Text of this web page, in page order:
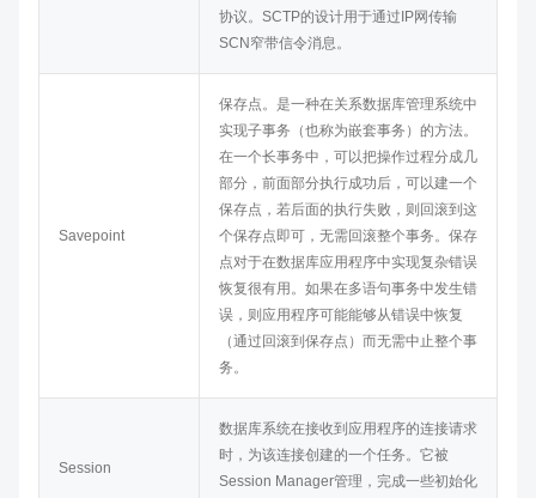
协议。SCTP的设计用于通过IP网传输
SCN窄带信令消息。
Savepoint
保存点。是一种在关系数据库管理系统中
实现子事务（也称为嵌套事务）的方法。
在一个长事务中，可以把操作过程分成几
部分，前面部分执行成功后，可以建一个
保存点，若后面的执行失败，则回滚到这
个保存点即可，无需回滚整个事务。保存
点对于在数据库应用程序中实现复杂错误
恢复很有用。如果在多语句事务中发生错
误，则应用程序可能能够从错误中恢复
（通过回滚到保存点）而无需中止整个事
务。
Session
数据库系统在接收到应用程序的连接请求
时，为该连接创建的一个任务。它被
Session Manager管理，完成一些初始化